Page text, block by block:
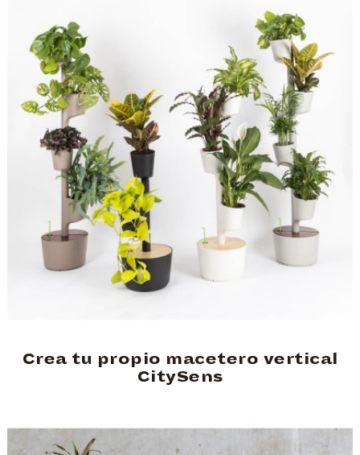
Crea tu propio macetero vertical
CitySens